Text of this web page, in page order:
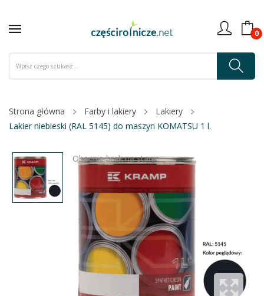
0
Strona główna Farby i lakiery
Lakiery
Lakier niebieski (RAL 5145) do maszyn KOMATSU 1 l.
Obecnie brak na stanie